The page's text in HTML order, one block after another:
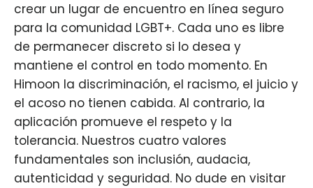
crear un lugar de encuentro en línea seguro
para la comunidad LGBT+. Cada uno es libre
de permanecer discreto si lo desea y
mantiene el control en todo momento. En
Himoon la discriminación, el racismo, el juicio y
el acoso no tienen cabida. Al contrario, la
aplicación promueve el respeto y la
tolerancia. Nuestros cuatro valores
fundamentales son inclusión, audacia,
autenticidad y seguridad. No dude en visitar